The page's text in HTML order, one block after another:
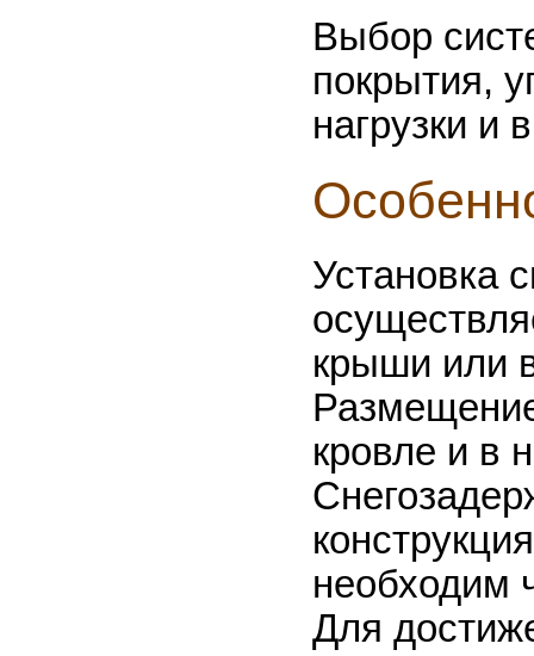
Выбор
покрытия,
нагрузки и
Установка
крыши или
кровле и в
необходим
Для